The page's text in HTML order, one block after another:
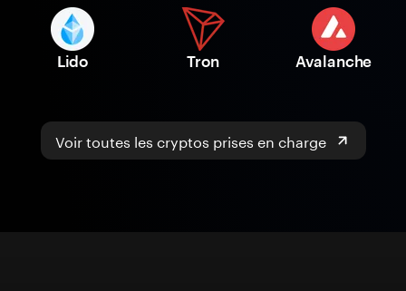
Lido Tron Avalanche
Voir toutes les cryptos prises en charge